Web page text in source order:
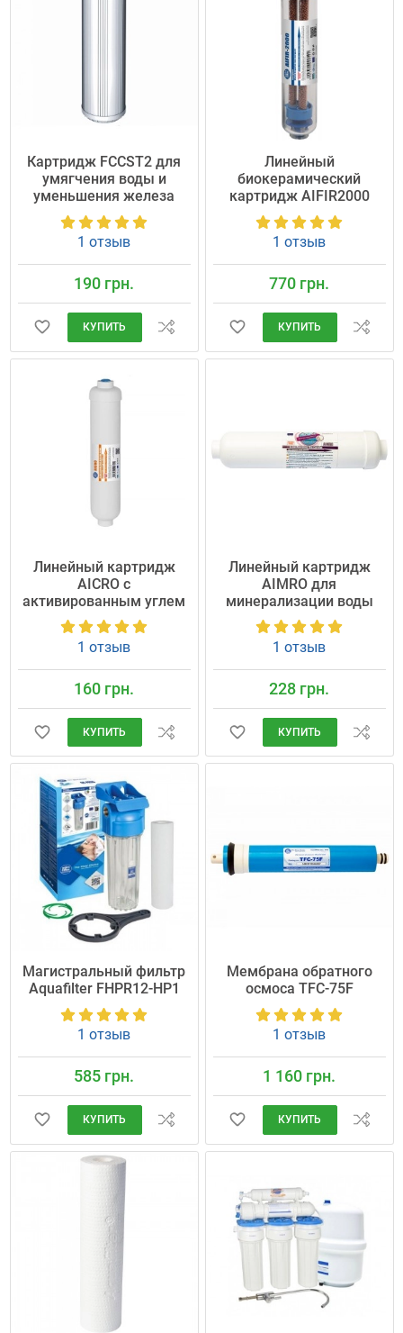
Картридж FCCST2 для
умягчения воды и
уменьшения железа
1 отзыв
190 грн.
КУПИТЬ
Линейный
биокерамический
картридж AIFIR2000
1 отзыв
770 грн.
КУПИТЬ
Линейный картридж
AICRO с
активированным углем
1 отзыв
160 грн.
КУПИТЬ
Линейный картридж
AIMRO для
минерализации воды
1 отзыв
228 грн.
КУПИТЬ
Магистральный фильтр
Aquafilter FHPR12-HP1
1 отзыв
585 грн.
КУПИТЬ
Мембрана обратного
осмоса TFC-75F
1 отзыв
1 160 грн.
КУПИТЬ